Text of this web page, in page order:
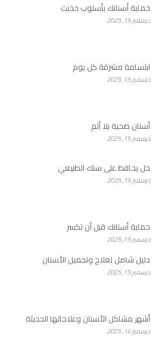
حماية أسنانك بأسلوب حديث
ديسمبر 15, 2025
ابتسامة مشرقة كل يوم
ديسمبر 15, 2025
أسنان صحية بلا ألم
ديسمبر 15, 2025
حل يحافظ على سنك الطبيعي
ديسمبر 15, 2025
حماية أسنانك قبل أن تكسر
ديسمبر 15, 2025
دليل شامل لعلاج وتجميل الأسنان
ديسمبر 15, 2025
أشهر مشاكل الأسنان وعلاجاتها الحديثة
ديسمبر 14, 2025